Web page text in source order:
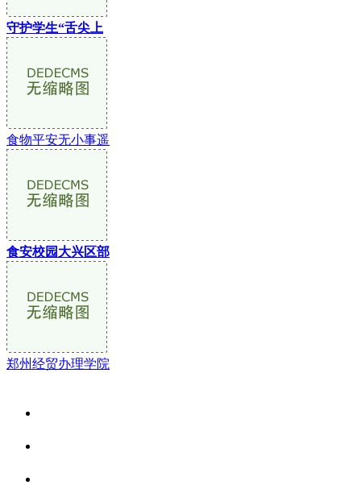
守护学生“舌尖上
食物平安无小事遥
食安校园大兴区部
郑州经贸办理学院